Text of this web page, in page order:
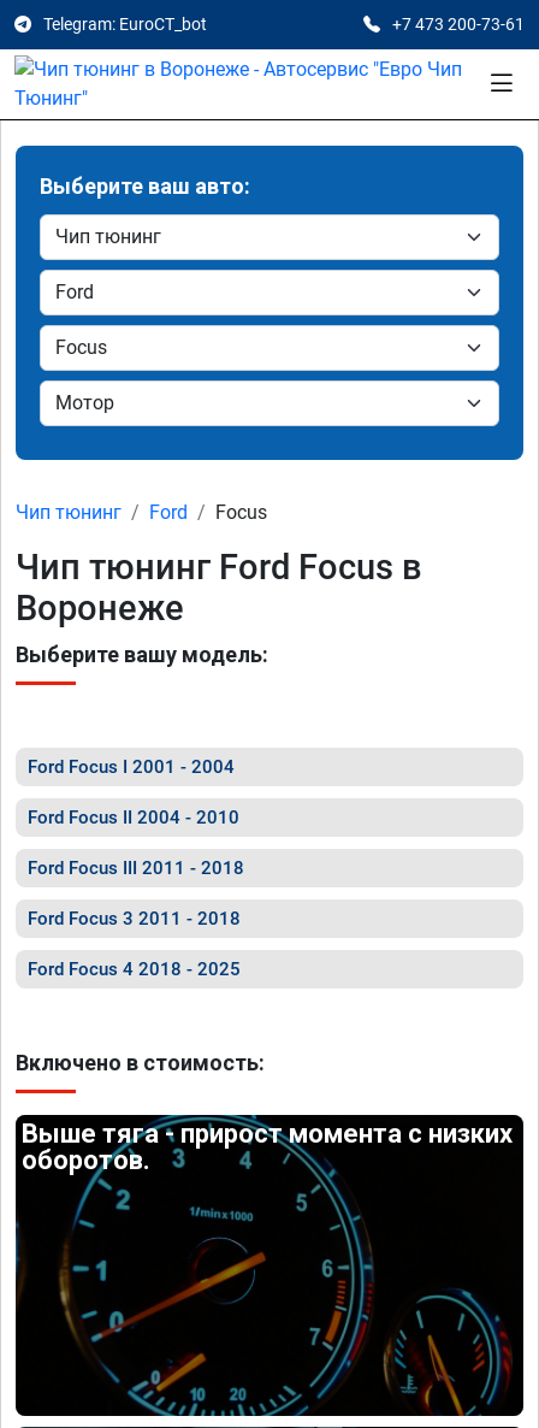
Telegram: EuroCT_bot +7 473 200-73-61
Выберите ваш авто:
Чип тюнинг Ford Focus
Чип тюнинг Ford Focus в
Воронеже
Выберите вашу модель:
Ford Focus I 2001 - 2004
Ford Focus II 2004 - 2010
Ford Focus III 2011 - 2018
Ford Focus 3 2011 - 2018
Ford Focus 4 2018 - 2025
Включено в стоимость:
Выше тяга - прирост момента с низких
оборотов.